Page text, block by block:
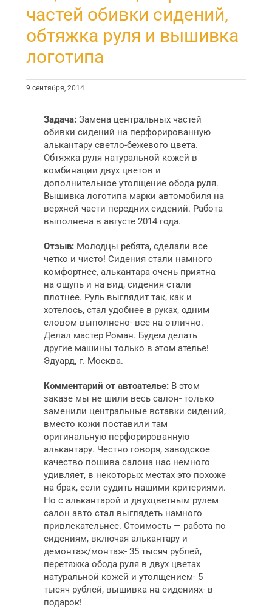
частей обивки сидений,
обтяжка руля и вышивка
логотипа
9 сентября, 2014
Задача: Замена центральных частей
обивки сидений на перфорированную
алькантару светло-бежевого цвета.
Обтяжка руля натуральной кожей в
комбинации двух цветов и
дополнительное утолщение обода руля.
Вышивка логотипа марки автомобиля на
верхней части передних сидений. Работа
выполнена в августе 2014 года.
Отзыв: Молодцы ребята, сделали все
четко и чисто! Сидения стали намного
комфортнее, алькантара очень приятна
на ощупь и на вид, сидения стали
плотнее. Руль выглядит так, как и
хотелось, стал удобнее в руках, одним
словом выполнено- все на отлично.
Делал мастер Роман. Будем делать
другие машины только в этом ателье!
Эдуард, г. Москва.
Комментарий от автоателье: В этом
заказе мы не шили весь салон- только
заменили центральные вставки сидений,
вместо кожи поставили там
оригинальную перфорированную
алькантару. Честно говоря, заводское
качество пошива салона нас немного
удивляет, в некоторых местах это похоже
на брак, если судить нашими критериями.
Но с алькантарой и двухцветным рулем
салон авто стал выглядеть намного
привлекательнее. Стоимость — работа по
сидениям, включая алькантару и
демонтаж/монтаж- 35 тысяч рублей,
перетяжка обода руля в двух цветах
натуральной кожей и утолщением- 5
тысяч рублей, вышивка на сидениях- в
подарок!